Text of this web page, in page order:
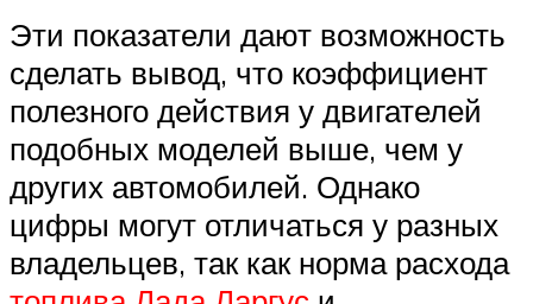
Эти показатели дают возможность
сделать вывод, что коэффициент
полезного действия у двигателей
подобных моделей выше, чем у
других автомобилей. Однако
цифры могут отличаться у разных
владельцев, так как норма расхода